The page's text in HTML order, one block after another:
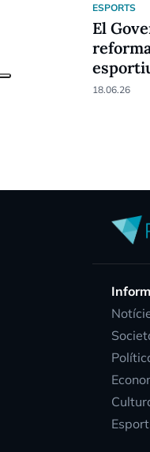
ESPORTS
El
18.06.26